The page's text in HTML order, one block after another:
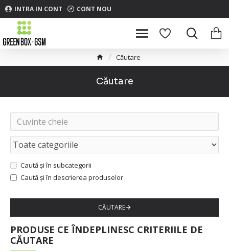
INTRA IN CONT CONT NOU
Căutare
Căutare
Caută și în subcategorii
Caută și în descrierea produselor
CĂUTARE
PRODUSE CE ÎNDEPLINESC CRITERIILE DE
CĂUTARE